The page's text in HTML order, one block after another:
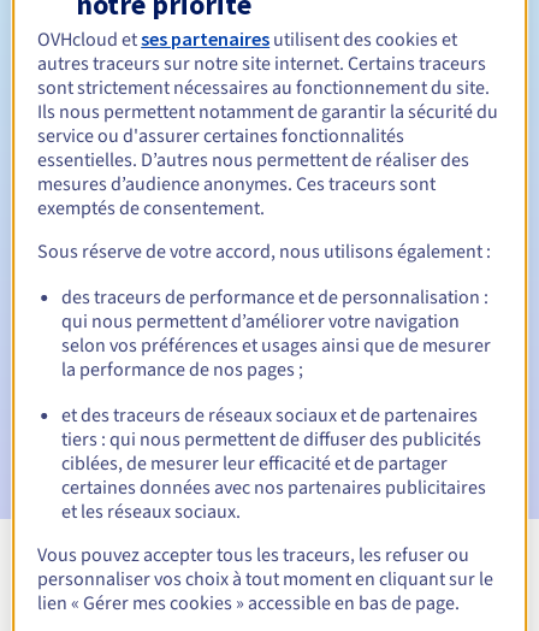
Durée de renouvellement Entre 1 et 5 ans
Période de rédemption
Notifications automatiques :
date d'échéance
E-mail le jour de l'expirationpour notification de la
suspension du nom de domaine
E-mail après la période de grâce de rédemptionpour
notification de la suppression du nom de domaine
Voir toutes les extensions
OVHcloud etses partenaires utilisent des cookies et
autres traceurs sur notre site internet. Certains traceurs
sont strictement nécessaires au fonctionnement du site.
Ils nous permettent notamment de garantir la sécurité du
service ou d'assurer certaines fonctionnalités
essentielles. D’autres nous permettent de réaliser des
mesures d’audience anonymes. Ces traceurs sont
exemptés de consentement.
Sous réserve de votre accord, nous utilisons également :
des traceurs de performance et de personnalisation :
qui nous permettent d’améliorer votre navigation
selon vos préférences et usages ainsi que de mesurer
la performance de nos pages ;
et des traceurs de réseaux sociaux et de partenaires
tiers : qui nous permettent de diffuser des publicités
ciblées, de mesurer leur efficacité et de partager
certaines données avec nos partenaires publicitaires
et les réseaux sociaux.
Vous pouvez accepter tous les traceurs, les refuser ou
personnaliser vos choix à tout moment en cliquant sur le
lien « Gérer mes cookies » accessible en bas de page.